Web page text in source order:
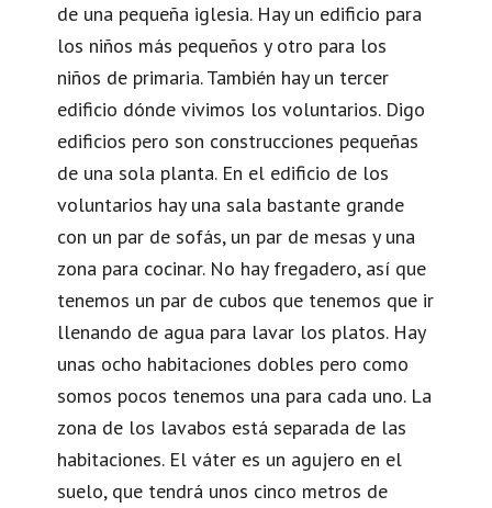
de una pequeña iglesia. Hay un edificio para
los niños más pequeños y otro para los
niños de primaria. También hay un tercer
edificio dónde vivimos los voluntarios. Digo
edificios pero son construcciones pequeñas
de una sola planta. En el edificio de los
voluntarios hay una sala bastante grande
con un par de sofás, un par de mesas y una
zona para cocinar. No hay fregadero, así que
tenemos un par de cubos que tenemos que ir
llenando de agua para lavar los platos. Hay
unas ocho habitaciones dobles pero como
somos pocos tenemos una para cada uno. La
zona de los lavabos está separada de las
habitaciones. El váter es un agujero en el
suelo, que tendrá unos cinco metros de